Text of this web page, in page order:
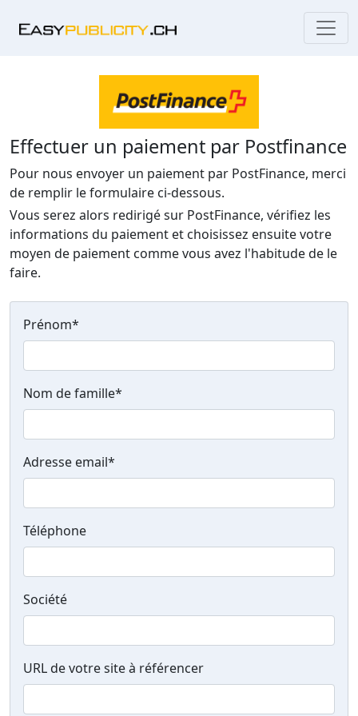
Effectuer un paiement par Postfinance
Pour nous envoyer un paiement par PostFinance, merci
de remplir le formulaire ci-dessous.
Vous serez alors redirigé sur PostFinance, vérifiez les
informations du paiement et choisissez ensuite votre
moyen de paiement comme vous avez l'habitude de le
faire.
Prénom*
Nom de famille*
Adresse email*
Téléphone
Société
URL de votre site à référencer